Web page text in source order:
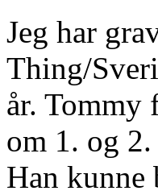
Jeg har
Thing/
år. Tommy
om 1. og 2.
Han kunne